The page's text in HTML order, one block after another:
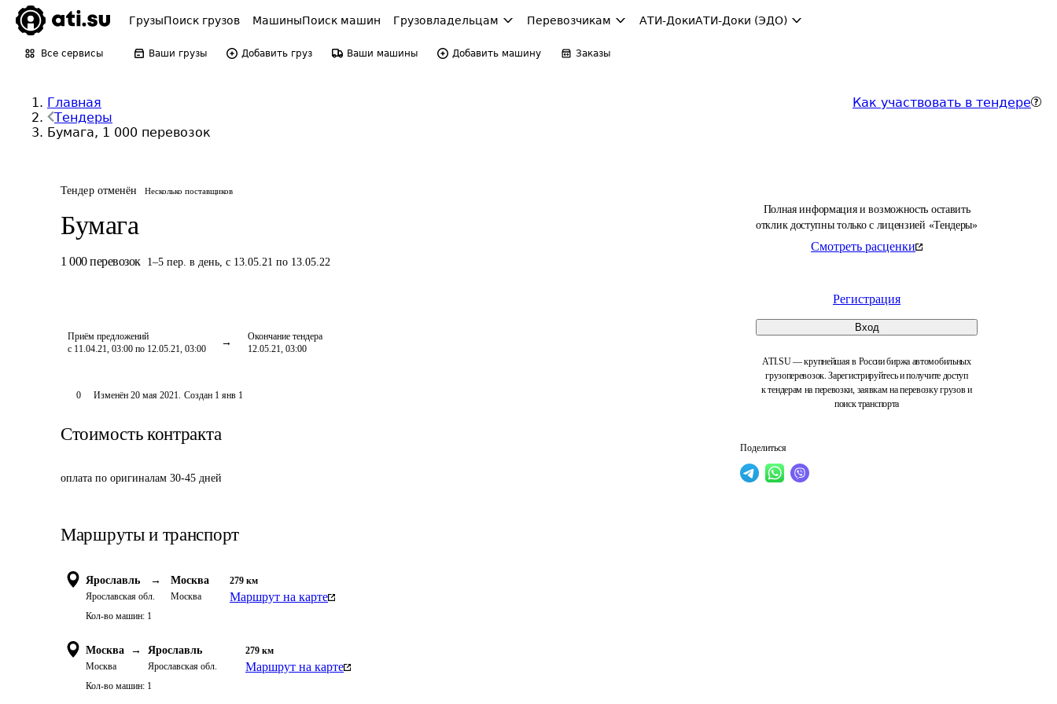
ГрузыПоиск грузов МашиныПоиск машин Грузовладельцам Перевозчикам АТИ-ДокиАТИ-Доки (ЭДО)
Все сервисы Ваши грузы Добавить груз Ваши машины Добавить машину Заказы
Главная
Тендеры
Бумага, 1 000 перевозок
Как участвовать в тендере
Тендер отменён Несколько поставщиков
Бумага
1 000 перевозок 1–5 пер. в день, с 13.05.21 по 13.05.22
Приём предложений
с 11.04.21, 03:00 по 12.05.21, 03:00
Окончание тендера
12.05.21, 03:00
Полная информация и возможность оставить
отклик доступны только с лицензией «Тендеры»
Смотреть расценки
Регистрация
Вход
ATI.SU — крупнейшая в России биржа автомобильных
грузоперевозок. Зарегистрируйтесь и получите доступ
к тендерам на перевозки, заявкам на перевозку грузов и
поиск транспорта
Поделиться
0 Изменён 20 мая 2021. Создан 1 янв 1
Стоимость контракта
оплата по оригиналам 30-45 дней
Маршруты и транспорт
Ярославль →
Ярославская обл.
Москва
Москва
279 км
Маршрут на карте
Кол-во машин: 1
Москва →
Москва
Ярославль
Ярославская обл.
279 км
Маршрут на карте
Кол-во машин: 1